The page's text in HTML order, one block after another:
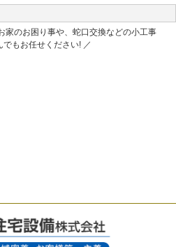
家のお困り事や、蛇口交換などの小工事
もお任せください! ／